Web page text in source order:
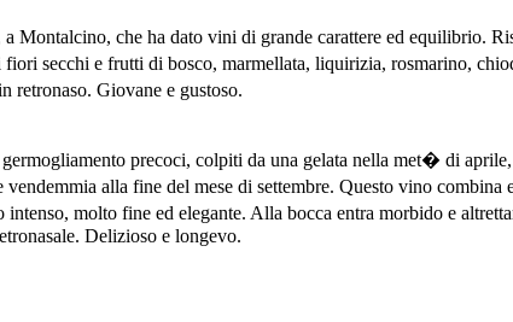
Montalcino, che ha dato vini di grande carattere ed equilibrio.
secchi e frutti di bosco, marmellata, liquirizia, rosmarino,
Giovane e gustoso.
precoci, colpiti da una gelata nella met� di
alla fine del mese di settembre. Questo vino
molto fine ed elegante. Alla bocca entra morbido e
Delizioso e longevo.